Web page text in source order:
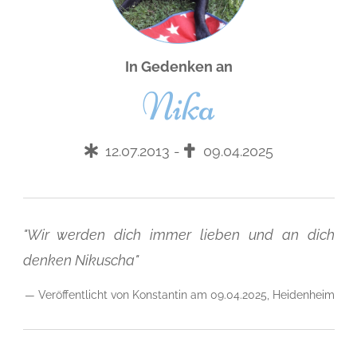
In Gedenken an
Nika
12.07.2013 - 09.04.2025
"Wir werden dich immer lieben und an dich
denken Nikuscha"
— Veröffentlicht von Konstantin am 09.04.2025, Heidenheim